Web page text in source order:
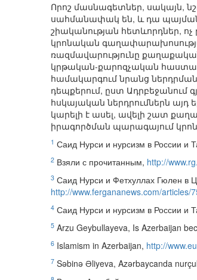
Որոշ մասնագետներ, սակայն,
սահմանափակ են, և դա
շիականության հետևորդներ,
կրոնական
ռազմավարությունը
կրթական-քարոզչական
համակարգում նրանց ներդրման
դեպքերում, ըստ Ադրբեջանում
հսկայական ներդրումներն այդ
կարելի է ասել, ավելի շատ
իրագործման պարագայում
1 Саид Нурси и нурсизм в России и
2 Взяли с прочитанным, http://
3 Саид Нурси и Фетхуллах Гюлен в
http://www.fergananews.com/articles/
4 Саид Нурси и нурсизм в России и
5 Arzu Geybullayeva, Is Azerbaijan
6 Islamism in Azerbaijan, http://
7 Səbinə Əliyeva, Azərbaycanda